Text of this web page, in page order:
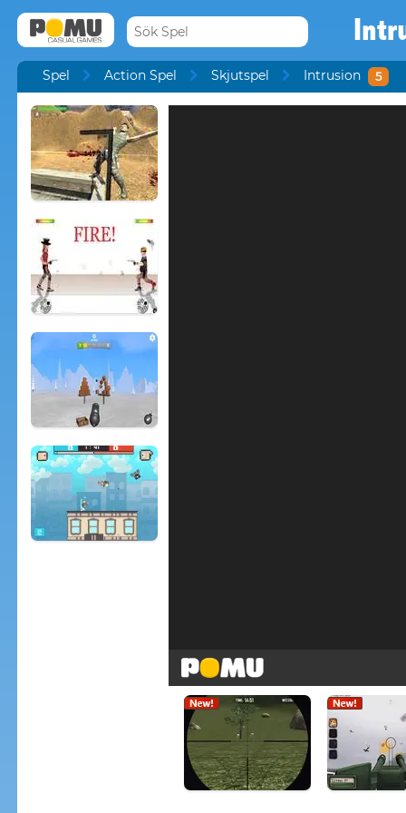
Spel Action Spel Skjutspel Intrusion 5